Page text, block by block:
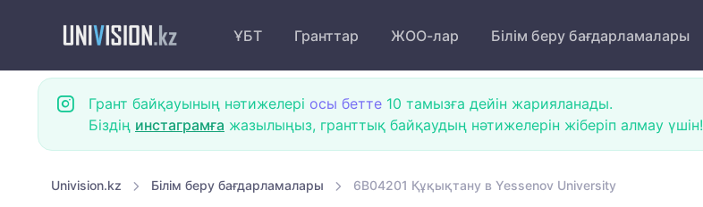
ҰБТ Гранттар ЖОО-лар Білім беру бағдарламалары
Грант байқауының нәтижелері осы бетте 10 тамызға дейін жарияланады.
Біздің инстаграмға жазылыңыз, гранттық байқаудың нәтижелерін жіберіп алмау үшін!
Univision.kz Білім беру бағдарламалары 6B04201 Құқықтану в Yessenov University